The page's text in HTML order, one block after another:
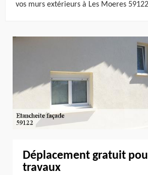
vos murs extérieurs à Les Moeres
Déplacement gratuit
travaux